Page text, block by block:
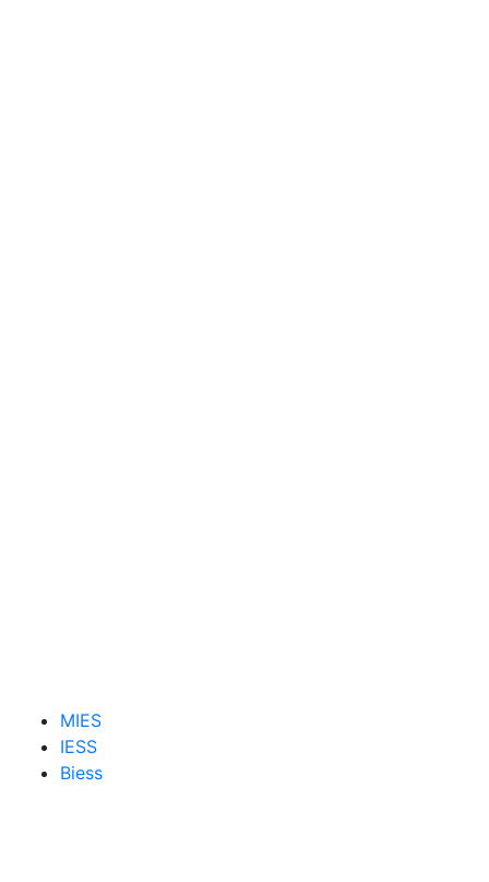
MIES
IESS
Biess